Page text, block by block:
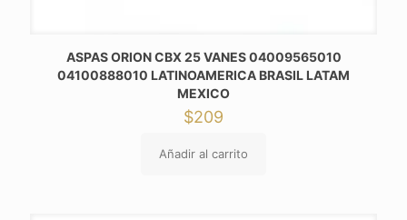
ASPAS ORION CBX 25 VANES 04009565010
04100888010 LATINOAMERICA BRASIL LATAM
MEXICO
$209
Añadir al carrito